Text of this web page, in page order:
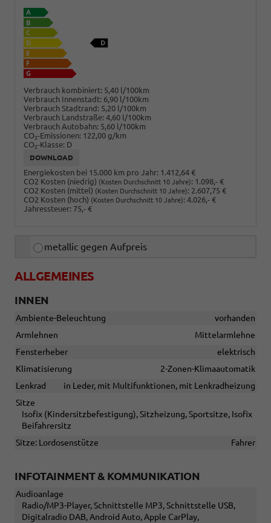
Verbrauch kombiniert: 5,40 l/100km
Verbrauch Innenstadt: 6,90 l/100km
Verbrauch Stadtrand: 5,20 l/100km
Verbrauch Landstraße: 4,60 l/100km
Verbrauch Autobahn: 5,60 l/100km
CO2-Emissionen: 122,00 g/km
CO2-Klasse: D
DOWNLOAD
Energiekosten bei 15.000 km pro Jahr: 1.412,64 €
CO2 Kosten (niedrig) (Kosten Durchschnitt 10 Jahre): 1.098,- €
CO2 Kosten (mittel) (Kosten Durchschnitt 10 Jahre): 2.607,75 €
CO2 Kosten (hoch) (Kosten Durchschnitt 10 Jahre): 4.026,- €
Jahressteuer: 75,- €
metallic gegen Aufpreis
ALLGEMEINES
INNEN
Ambiente-Beleuchtung
vorhanden
Armlehnen
Mittelarmlehne
Fensterheber
elektrisch
Klimatisierung
2-Zonen-Klimaautomatik
Lenkrad
in Leder, mit Multifunktionen, mit Lenkradheizung
Sitze
Isofix (Kindersitzbefestigung), Sitzheizung, Sportsitze, Isofix
Beifahrersitz
Sitze: Lordosenstütze
Fahrer
INFOTAINMENT & KOMMUNIKATION
Audioanlage
Radio/MP3-Player, Schnittstelle MP3, Schnittstelle USB,
Digitalradio DAB, Android Auto, Apple CarPlay,